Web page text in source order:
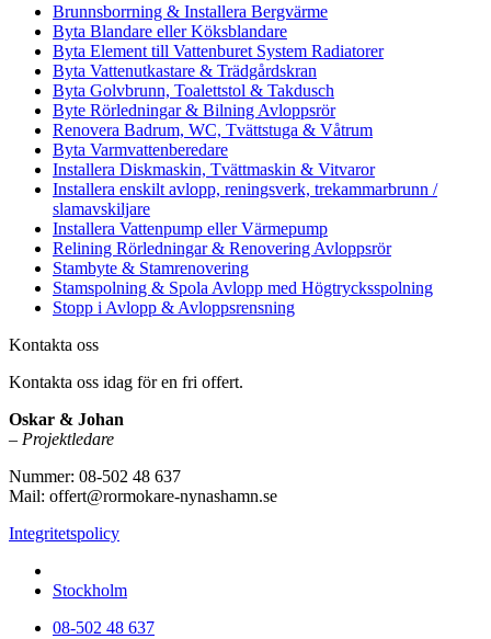
Brunnsborrning & Installera Bergvärme
Byta Blandare eller Köksblandare
Byta Element till Vattenburet System Radiatorer
Byta Vattenutkastare & Trädgårdskran
Byta Golvbrunn, Toalettstol & Takdusch
Byte Rörledningar & Bilning Avloppsrör
Renovera Badrum, WC, Tvättstuga & Våtrum
Byta Varmvattenberedare
Installera Diskmaskin, Tvättmaskin & Vitvaror
Installera enskilt avlopp, reningsverk, trekammarbrunn /
slamavskiljare
Installera Vattenpump eller Värmepump
Relining Rörledningar & Renovering Avloppsrör
Stambyte & Stamrenovering
Stamspolning & Spola Avlopp med Högtrycksspolning
Stopp i Avlopp & Avloppsrensning
Kontakta oss
Kontakta oss idag för en fri offert.
Oskar & Johan
– Projektledare
Nummer: 08-502 48 637
Mail: offert@rormokare-nynashamn.se
Integritetspolicy
Stockholm
08-502 48 637